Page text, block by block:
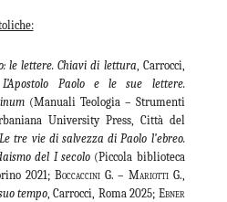
le lettere. Chiavi di lettura, Carrocci,
L’Apostolo Paolo e le sue lettere.
(Manuali Teologia – Strumenti
University Press, Città del
Le tre vie di salvezza di Paolo l’ebreo.
del I secolo(Piccola biblioteca
2021; Boccaccini G. – Mariotti G.,
tempo, Carrocci, Roma 2025; Ebner